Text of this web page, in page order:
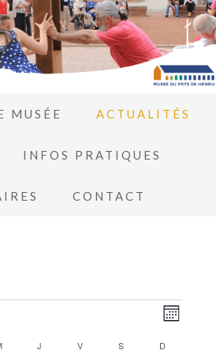
MUSÉE ACTUALITÉS
INFOS PRATIQUES
CONTACT
par
MOIS
J V S D